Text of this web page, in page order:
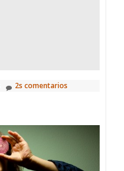
2s comentarios